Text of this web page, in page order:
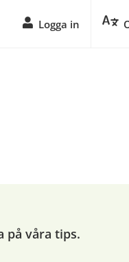
Logga in
på våra tips.